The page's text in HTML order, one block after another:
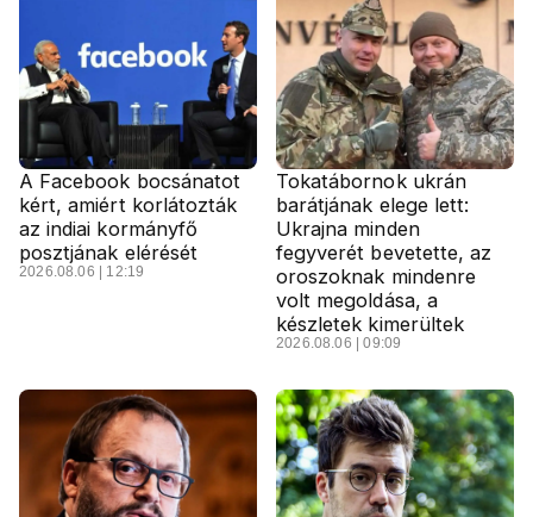
A Facebook bocsánatot
kért, amiért korlátozták
az indiai kormányfő
posztjának elérését
2026.08.06 | 12:19
Tokatábornok ukrán
barátjának elege lett:
Ukrajna minden
fegyverét bevetette, az
oroszoknak mindenre
volt megoldása, a
készletek kimerültek
2026.08.06 | 09:09